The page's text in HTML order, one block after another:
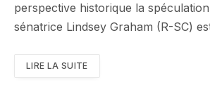
perspective historique la
sénatrice Lindsey Graham (R-SC)
LIRE LA SUITE